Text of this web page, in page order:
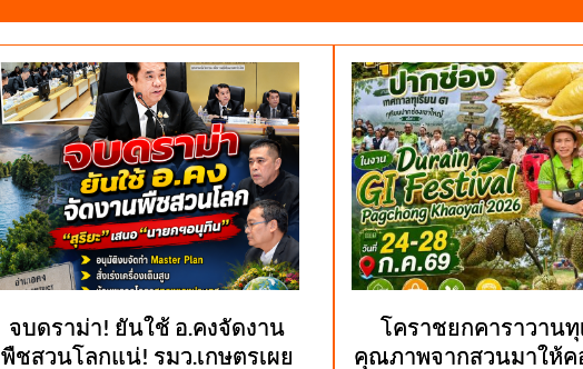
จบดราม่า! ยันใช้ อ.คงจัดงาน
พืชสวนโลกแน่! รมว.เกษตรเผย
โคราชยกคาราวานทุ
คุณภาพจากสวนมาให้ค